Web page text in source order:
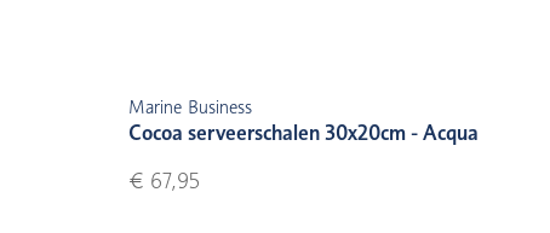
Marine Business
Cocoa serveerschalen 30x20cm - Acqua
€ 67,95